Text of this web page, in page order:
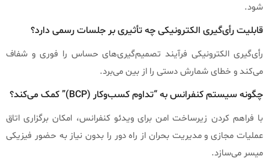
شود.
قابلیت رأی‌گیری الکترونیکی چه تأثیری بر جلسات رسمی دارد؟
رأی‌گیری الکترونیکی فرآیند تصمیم‌گیری‌های حساس را فوری و شفاف
می‌کند و خطای شمارش دستی را از بین می‌برد.
چگونه سیستم کنفرانس به “تداوم کسب‌وکار (BCP)” کمک می‌کند؟
با فراهم کردن زیرساخت امن برای ویدئو کنفرانس، امکان برگزاری اتاق
عملیات مجازی و مدیریت بحران از راه دور را بدون نیاز به حضور فیزیکی
میسر می‌سازد.